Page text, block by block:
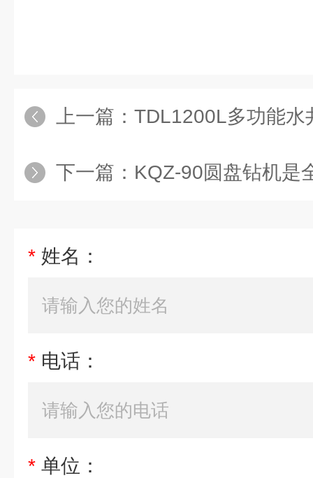
上一篇： TDL1200L多功能水
下一篇： KQZ-90圆盘钻机是全气
* 姓名：
* 电话：
* 单位：